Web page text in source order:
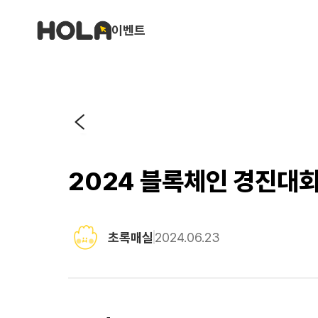
이벤트
2024 블록체인 경진대
초록매실 2024.06.23